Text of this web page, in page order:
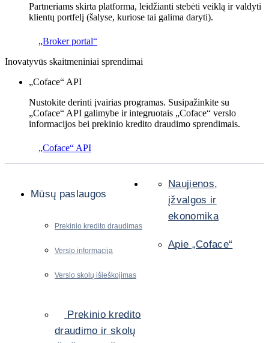
Partneriams skirta platforma, leidžianti stebėti veiklą ir valdyti
klientų portfelį (šalyse, kuriose tai galima daryti).
„Broker portal“
Inovatyvūs skaitmeniniai sprendimai
„Coface“ API
Nustokite derinti įvairias programas. Susipažinkite su
„Coface“ API galimybe ir integruotais „Coface“ verslo
informacijos bei prekinio kredito draudimo sprendimais.
„Coface“ API
Mūsų paslaugos
Prekinio kredito draudimas
Verslo informacija
Verslo skolų išieškojimas
Naujienos,
įžvalgos ir
ekonomika
Apie „Coface“
Prekinio kredito
draudimo ir skolų